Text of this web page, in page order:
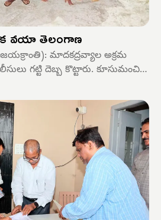
వయా తెలంగాణ
మాదకద్రవ్యాల అక్రమ
గట్టి దెబ్బ కొట్టారు. కూసుమంచి
పరిసరాల్లో బోలోరో వాహనంలో
331 కిలోల గంజాయిని కూసుమంచి
ముగ్గురు నిందితులను అరెస్ట్